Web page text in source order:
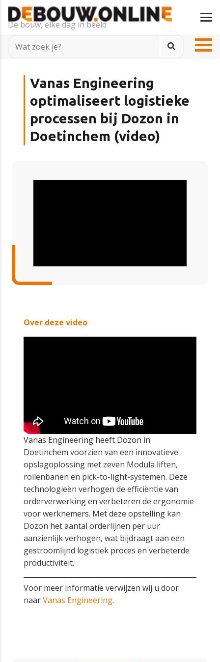
De bouw, elke dag in beeld
Vanas Engineering
optimaliseert logistieke
processen bij Dozon in
Doetinchem (video)
Over deze video
Vanas Engineering heeft Dozon in
Doetinchem voorzien van een innovatieve
opslagoplossing met zeven Modula liften,
rollenbanen en pick-to-light-systemen. Deze
technologieën verhogen de efficiëntie van
orderverwerking en verbeteren de ergonomie
voor werknemers. Met deze opstelling kan
Dozon het aantal orderlijnen per uur
aanzienlijk verhogen, wat bijdraagt aan een
gestroomlijnd logistiek proces en verbeterde
productiviteit.
Voor meer informatie verwijzen wij u door
naarVanas Engineering.